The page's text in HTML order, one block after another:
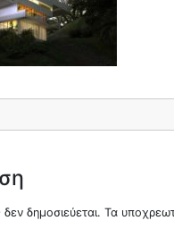
δημοσιεύεται. Τα